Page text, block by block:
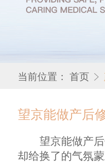
当前位置： 首页
望京能做产后
望京能做产后
却给换了的气氛